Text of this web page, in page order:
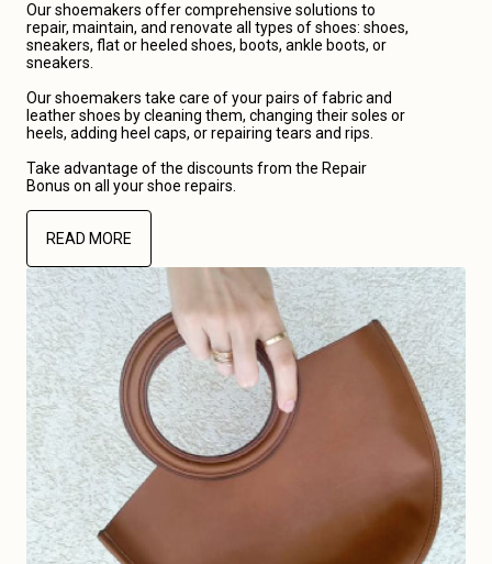
Our shoemakers offer comprehensive solutions to
repair, maintain, and renovate all types of shoes: shoes,
sneakers, flat or heeled shoes, boots, ankle boots, or
sneakers.
Our shoemakers take care of your pairs of fabric and
leather shoes by cleaning them, changing their soles or
heels, adding heel caps, or repairing tears and rips.
Take advantage of the discounts from the Repair
Bonus on all your shoe repairs.
READ MORE